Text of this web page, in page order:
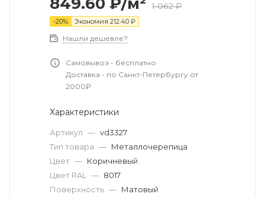
1 062₽
-20% Экономия 212.40 ₽
Нашли дешевле?
Самовывоз - бесплатно
Доставка - по Санкт-Петербургу от
2000₽
Характеристики
Артикул — vd3327
Тип товара — Металлочерепица
Цвет — Коричневый
Цвет RAL
— 8017
Поверхность — Матовый